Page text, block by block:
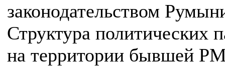
законодательством
Структура политических
на территории бывшей